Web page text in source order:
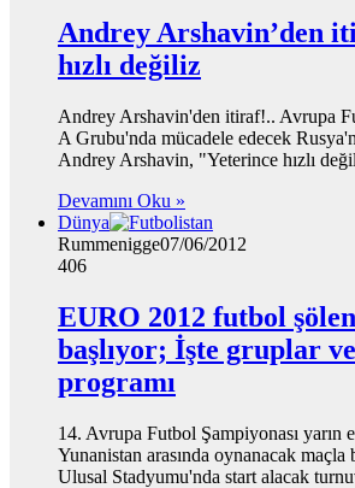
Andrey Arshavin’den
hızlı değiliz
Andrey Arshavin'den itiraf!.. Avrupa
A Grubu'nda mücadele edecek
Andrey Arshavin, "Yeterince hızlı
Devamını Oku »
Dünya
Rummenigge07/06/2012
406
EURO 2012 futbol
başlıyor; İşte gruplar
programı
14. Avrupa Futbol Şampiyonası yarın
Yunanistan arasında oynanacak maçla
Ulusal Stadyumu'nda start alacak